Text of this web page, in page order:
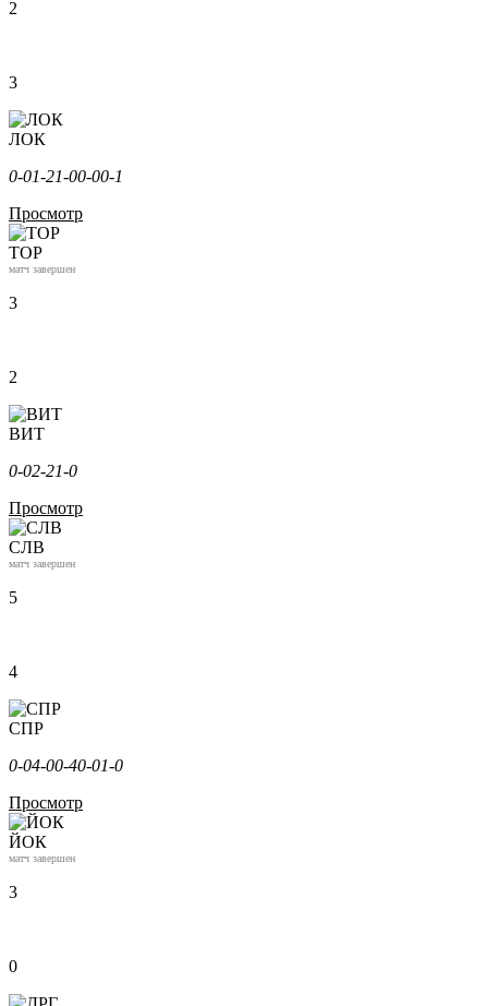
2
3
ЛОК
0-01-21-00-00-1
Просмотр
ТОР
матч завершен
3
2
ВИТ
0-02-21-0
Просмотр
СЛВ
матч завершен
5
4
СПР
0-04-00-40-01-0
Просмотр
ЙОК
матч завершен
3
0